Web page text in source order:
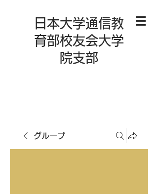
日本大学通信教
育部校友会大学
院支部
グループ